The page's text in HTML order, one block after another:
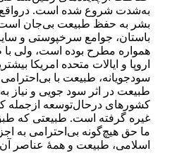
به‌شدت شروع شده است.
بشر به حفظ طبیعت بی‌جان است.
باستان، جوامع سرخپوستی و
همواره مطرح بوده است، ولی
اروپا و ایالات متحده امریکا
سودجویانه، طبیعت با
طبیعت در اثر سود جویی و نیاز
کشورهای درحال‌توسعه ازجمله
غیره گرفته است. طبیعتی که
ما حق هیچ‌گونه بی‌احترامی به
اسلامی، طبیعت و همۀ عناصر